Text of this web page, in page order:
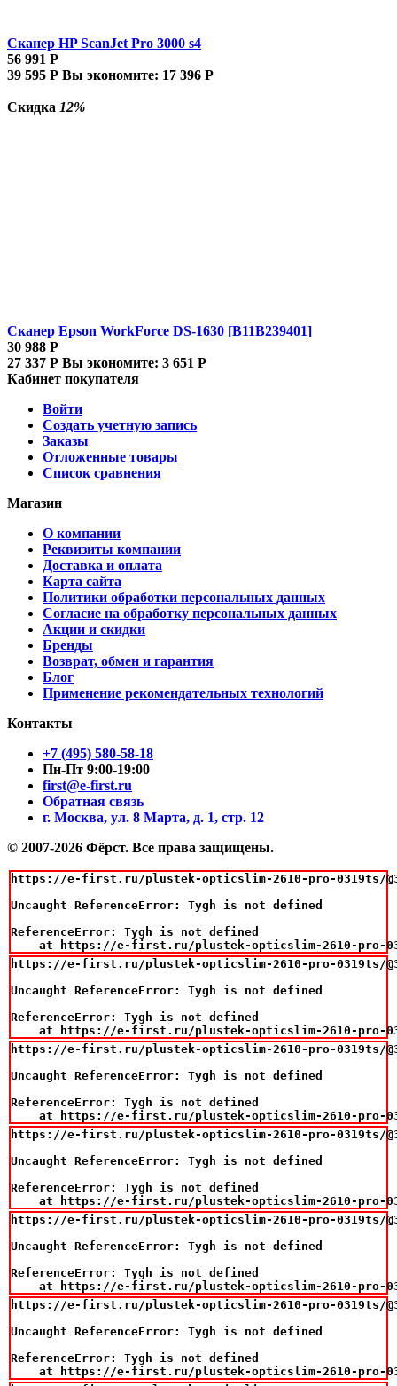
Сканер HP ScanJet Pro 3000 s4
56 991 Р
39 595 Р Вы экономите: 17 396 Р
Скидка 12%
Сканер Epson WorkForce DS-1630 [B11B239401]
30 988 Р
27 337 Р Вы экономите: 3 651 Р
Кабинет покупателя
Войти
Создать учетную запись
Заказы
Отложенные товары
Список сравнения
Магазин
О компании
Реквизиты компании
Доставка и оплата
Карта сайта
Политики обработки персональных данных
Согласие на обработку персональных данных
Акции и скидки
Бренды
Возврат, обмен и гарантия
Блог
Применение рекомендательных технологий
Контакты
+7 (495) 580-58-18
Пн-Пт 9:00-19:00
first@e-first.ru
Обратная связь
г. Москва, ул. 8 Марта, д. 1, стр. 12
© 2007-2026 Фёрст. Все права защищены.
https://e-first.ru/plustek-opticslim-2610-pro-0319ts/
Uncaught ReferenceError: Tygh is not defined
ReferenceError: Tygh is not defined
at https://e-first.ru/plustek-opticslim-2610-pro-
https://e-first.ru/plustek-opticslim-2610-pro-0319ts/
Uncaught ReferenceError: Tygh is not defined
ReferenceError: Tygh is not defined
at https://e-first.ru/plustek-opticslim-2610-pro-
https://e-first.ru/plustek-opticslim-2610-pro-0319ts/
Uncaught ReferenceError: Tygh is not defined
ReferenceError: Tygh is not defined
at https://e-first.ru/plustek-opticslim-2610-pro-
https://e-first.ru/plustek-opticslim-2610-pro-0319ts/
Uncaught ReferenceError: Tygh is not defined
ReferenceError: Tygh is not defined
at https://e-first.ru/plustek-opticslim-2610-pro-
https://e-first.ru/plustek-opticslim-2610-pro-0319ts/
Uncaught ReferenceError: Tygh is not defined
ReferenceError: Tygh is not defined
at https://e-first.ru/plustek-opticslim-2610-pro-
https://e-first.ru/plustek-opticslim-2610-pro-0319ts/
Uncaught ReferenceError: Tygh is not defined
ReferenceError: Tygh is not defined
at https://e-first.ru/plustek-opticslim-2610-pro-